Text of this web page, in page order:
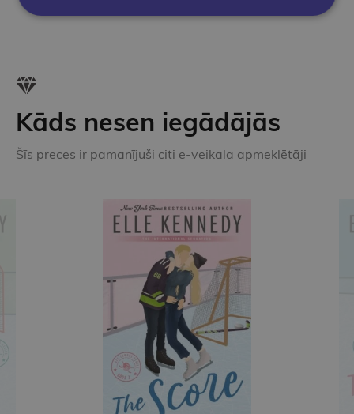
Kāds nesen iegādājās
Šīs preces ir pamanījuši citi e-veikala apmeklētāji